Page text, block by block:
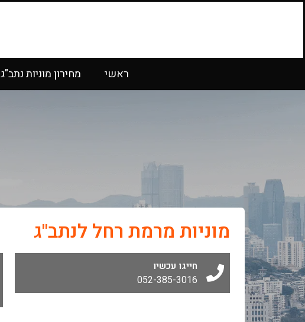
ראשי מחירון מוניות נתב"ג
מוניות מרמת רחל לנתב"ג
חייגו עכשיו
052-385-3016